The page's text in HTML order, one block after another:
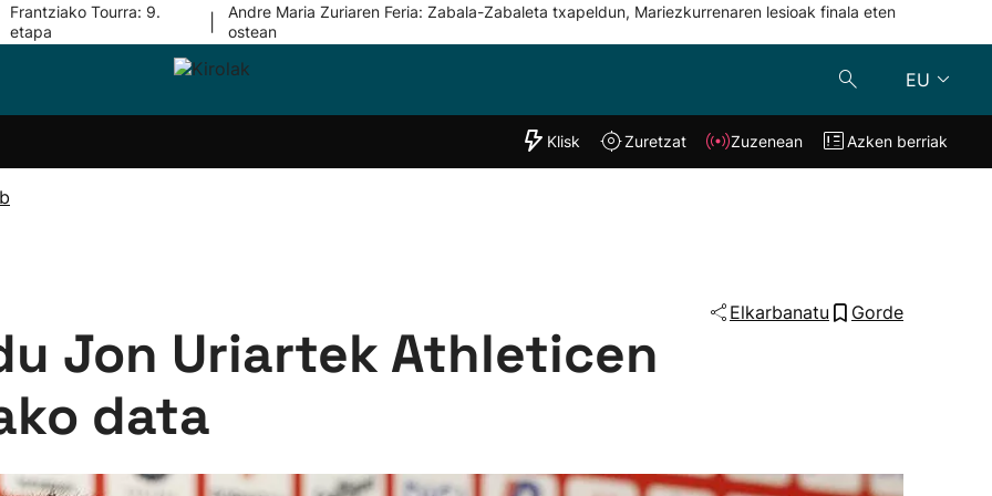
Frantziako Tourra: 9.
etapa
Andre Maria Zuriaren Feria: Zabala-Zabaleta txapeldun, Mariezkurrenaren lesioak finala eten
ostean
EU
Taldeak
"Helmuga"
Klisk Zuzenean
Klisk Zuretzat Zuzenean Azken berriak
Elkarbanatu Gorde
Jon Uriartek Athleticen
data